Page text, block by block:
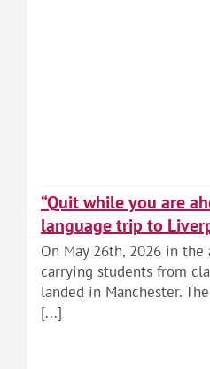
“Quit while you are
language trip to
On May 26th, 2026 in the
carrying students from
landed in Manchester.
[...]